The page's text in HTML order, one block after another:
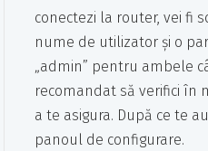
conectezi la router, vei fi
nume de utilizator și o
„admin” pentru ambele
recomandat să verifici
a te asigura. După ce te
panoul de configurare.